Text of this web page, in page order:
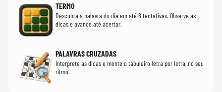
TERMO
Descubra a palavra do dia em até 6 tentativas. Observe as
dicas e avance até acertar.
PALAVRAS CRUZADAS
Interprete as dicas e monte o tabuleiro letra por letra, no seu
ritmo.